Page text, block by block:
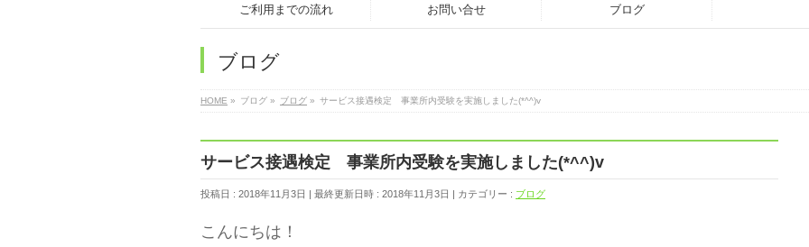
ご利用までの流れ お問い合せ ブログ
ブログ
HOME » ブログ » ブログ » サービス接遇検定 事業所内受験を実施しました(*^^)v
サービス接遇検定 事業所内受験を実施しました(*^^)v
投稿日 : 2018年11月3日 最終更新日時 : 2018年11月3日 カテゴリー : ブログ
こんにちは！